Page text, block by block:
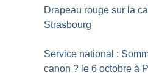
Drapeau rouge sur la
Strasbourg
Service national :
canon ? le 6 octobre à